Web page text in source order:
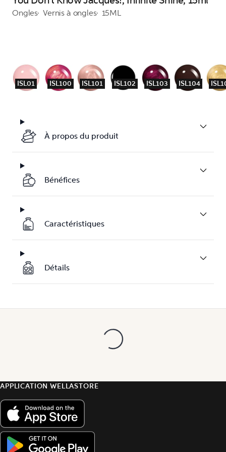
Ongles Vernis à ongles 15ML
ISL01 ISL100 ISL101 ISL102 ISL103 ISL104
À propos du produit
Bénéfices
Caractéristiques
Détails
APPLICATION WELLASTORE